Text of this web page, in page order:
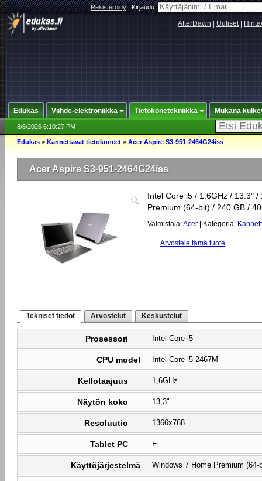
Rekisteröidy|Kirjaudu:
AfterDawn Uutiset|
Edukas Viihde-elektroniikka Tietokonetekniikka Mukana
8/6/2026 6:10:27 PM
Edukas > Kannettavat tietokoneet > Acer Aspire S3-951-2464G24iss
Acer Aspire S3-951-2464G24iss
Intel Core i5 / 1.6GHz / 13.3"
Premium (64-bit) / 240 GB /
Valmistaja:Acer | Kategoria:
Arvostele tämä tuote
Tekniset tiedot Arvostelut Keskustelut
Prosessori Intel Core i5
CPU model Intel Core i5 2467M
Kellotaajuus 1,6GHz
Näytön koko 13,3"
Resoluutio 1366x768
Tablet PC Ei
Käyttöjärjestelmä Windows 7 Home Premium (64-